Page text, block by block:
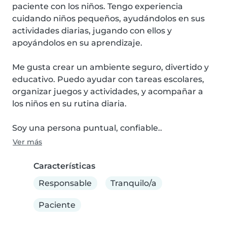
paciente con los niños. Tengo experiencia
cuidando niños pequeños, ayudándolos en sus
actividades diarias, jugando con ellos y
apoyándolos en su aprendizaje.
Me gusta crear un ambiente seguro, divertido y
educativo. Puedo ayudar con tareas escolares,
organizar juegos y actividades, y acompañar a
los niños en su rutina diaria.
Soy una persona puntual, confiable..
Ver más
Características
Responsable
Tranquilo/a
Paciente